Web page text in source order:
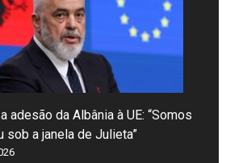
adesão da Albânia à UE: “Somos
sob a janela de Julieta”